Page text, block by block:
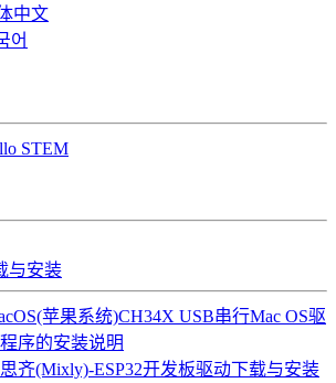
中文
어
STEM
与安装
苹果系统)CH34X USB串行Mac OS驱
序的安装说明
齐(Mixly)-ESP32开发板驱动下载与安装